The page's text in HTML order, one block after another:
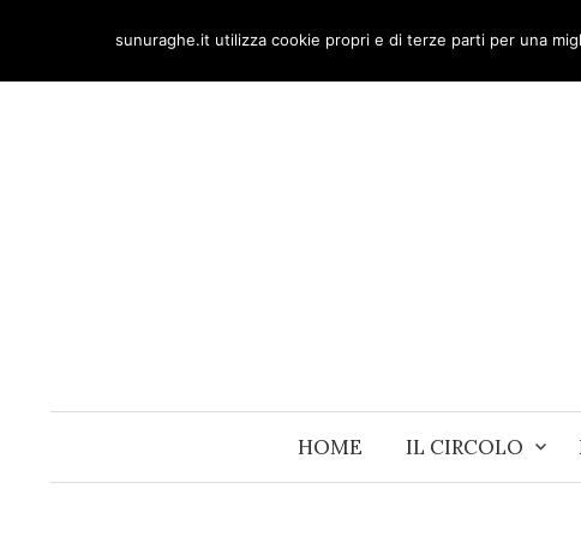
content
HOME IL CIRCOLO
sunuraghe.it utilizza cookie propri e di terze parti per una